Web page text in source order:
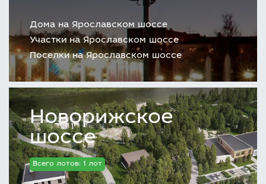
Дома на Ярославском шоссе
Участки на Ярославском шоссе
Поселки на Ярославском шоссе
Новорижское
шоссе
Всего лотов: 1 лот